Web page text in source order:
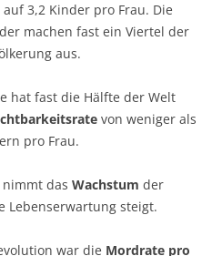
auf 3,2 Kinder pro Frau. Die
machen fast ein Viertel der
aus.
hat fast die Hälfte der Welt
von weniger als
pro Frau.
das Wachstum der
Lebenserwartung steigt.
war die Mordrate pro